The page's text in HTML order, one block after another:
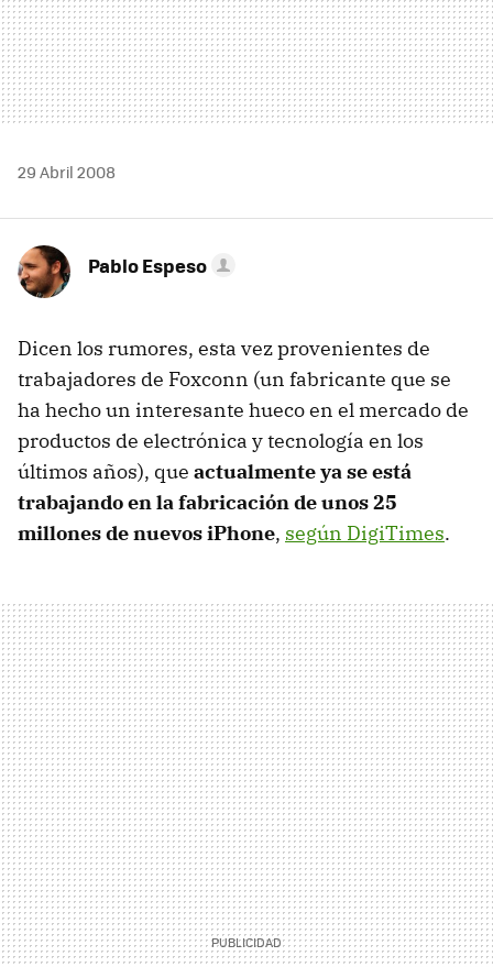
29 Abril 2008
Pablo Espeso
Dicen los rumores, esta vez provenientes de
trabajadores de Foxconn (un fabricante que se
ha hecho un interesante hueco en el mercado de
productos de electrónica y tecnología en los
últimos años), que actualmente ya se está
trabajando en la fabricación de unos 25
millones de nuevos iPhone, según DigiTimes.